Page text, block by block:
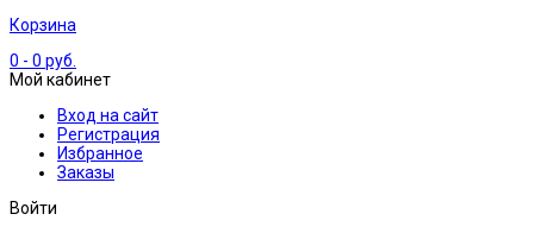
Корзина
0 - 0 руб.
Мой кабинет
Вход на сайт
Регистрация
Избранное
Заказы
Войти